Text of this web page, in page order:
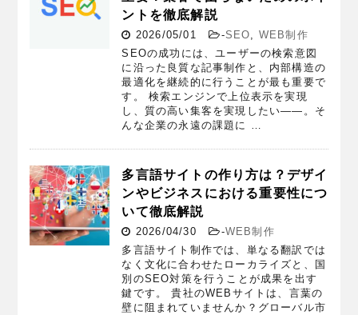
ントを徹底解説
2026/05/01 -SEO, WEB制作
SEOの成功には、ユーザーの検索意図
に沿った良質な記事制作と、内部構造の
最適化を継続的に行うことが最も重要で
す。 検索エンジンで上位表示を実現
し、質の高い集客を実現したい——。そ
んな企業の永遠の課題に …
多言語サイトの作り方は？デザイ
ンやビジネスにおける重要性につ
いて徹底解説
2026/04/30 -WEB制作
多言語サイト制作では、単なる翻訳では
なく文化に合わせたローカライズと、国
別のSEO対策を行うことが成果を出す
鍵です。 貴社のWEBサイトは、言葉の
壁に阻まれていませんか？グローバル市